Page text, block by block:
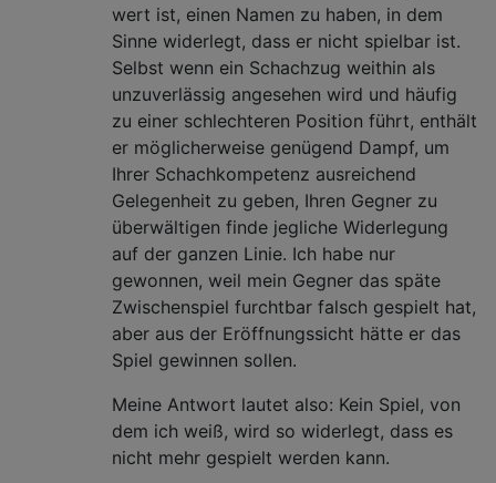
wert ist, einen Namen zu haben, in dem
Sinne widerlegt, dass er nicht spielbar ist.
Selbst wenn ein Schachzug weithin als
unzuverlässig angesehen wird und häufig
zu einer schlechteren Position führt, enthält
er möglicherweise genügend Dampf, um
Ihrer Schachkompetenz ausreichend
Gelegenheit zu geben, Ihren Gegner zu
überwältigen finde jegliche Widerlegung
auf der ganzen Linie. Ich habe nur
gewonnen, weil mein Gegner das späte
Zwischenspiel furchtbar falsch gespielt hat,
aber aus der Eröffnungssicht hätte er das
Spiel gewinnen sollen.
Meine Antwort lautet also: Kein Spiel, von
dem ich weiß, wird so widerlegt, dass es
nicht mehr gespielt werden kann.